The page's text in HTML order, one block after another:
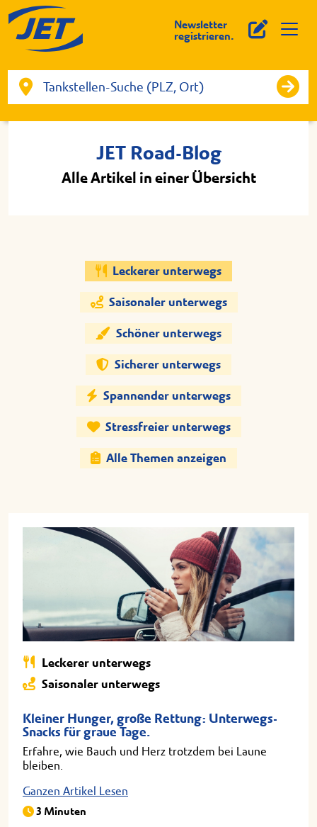
Newsletter
registrieren.
JET Road-Blog
Alle Artikel in einer Übersicht
Leckerer unterwegs
Saisonaler unterwegs
Schöner unterwegs
Sicherer unterwegs
Spannender unterwegs
Stressfreier unterwegs
Alle Themen anzeigen
Leckerer unterwegs
Saisonaler unterwegs
Kleiner Hunger, große Rettung: Unterwegs-
Snacks für graue Tage.
Erfahre, wie Bauch und Herz trotzdem bei Laune
bleiben.
Ganzen Artikel Lesen
3 Minuten